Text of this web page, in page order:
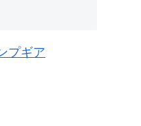
プギア